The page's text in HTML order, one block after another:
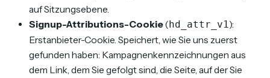
auf Sitzungsebene.
Signup-Attributions-Cookie( hd_attr_v1):
Erstanbieter-Cookie. Speichert, wie Sie uns zuerst
gefunden haben: Kampagnenkennzeichnungen aus
dem Link, dem Sie gefolgt sind, die Seite, auf der Sie